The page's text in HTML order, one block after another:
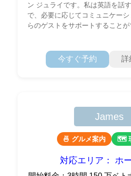
ン ジュライです。私は英語を話
で、必要に応じてコミュニケー
らのゲストをサポートすることが
今すぐ予約 詳
James
🍜 グルメ案内 🗺
対応エリア： ホ